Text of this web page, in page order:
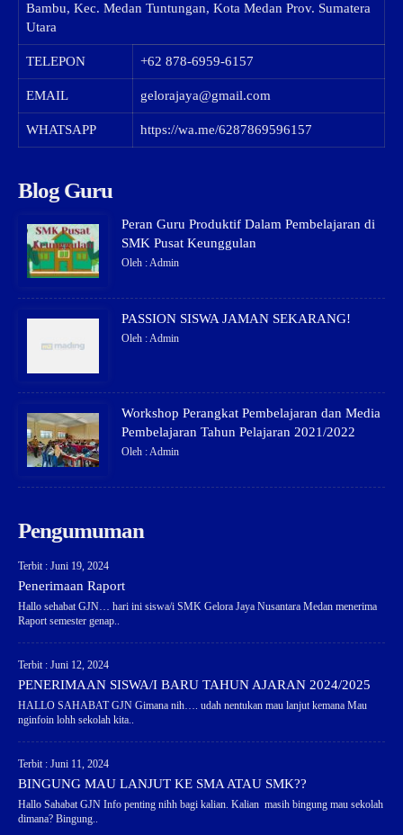
Bambu, Kec. Medan Tuntungan, Kota Medan Prov. Sumatera
Utara
TELEPON +62 878-6959-6157
EMAIL gelorajaya@gmail.com
WHATSAPP https://wa.me/6287869596157
Blog Guru
Peran Guru Produktif Dalam Pembelajaran di
SMK Pusat Keunggulan
Oleh : Admin
PASSION SISWA JAMAN SEKARANG!
Oleh : Admin
Workshop Perangkat Pembelajaran dan Media
Pembelajaran Tahun Pelajaran 2021/2022
Oleh : Admin
Pengumuman
Terbit : Juni 19, 2024
Penerimaan Raport
Hallo sehabat GJN… hari ini siswa/i SMK Gelora Jaya Nusantara Medan menerima
Raport semester genap..
Terbit : Juni 12, 2024
PENERIMAAN SISWA/I BARU TAHUN AJARAN 2024/2025
HALLO SAHABAT GJN Gimana nih…. udah nentukan mau lanjut kemana Mau
nginfoin lohh sekolah kita..
Terbit : Juni 11, 2024
BINGUNG MAU LANJUT KE SMA ATAU SMK??
Hallo Sahabat GJN Info penting nihh bagi kalian. Kalian masih bingung mau sekolah
dimana? Bingung..